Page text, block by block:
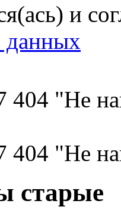
и
данных
404 "Не
404 "Не
старые